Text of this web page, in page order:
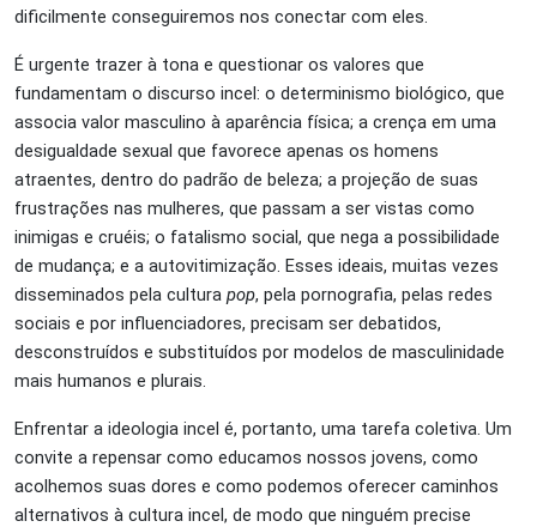
dificilmente conseguiremos nos conectar com eles.
É urgente trazer à tona e questionar os valores que
fundamentam o discurso incel: o determinismo biológico, que
associa valor masculino à aparência física; a crença em uma
desigualdade sexual que favorece apenas os homens
atraentes, dentro do padrão de beleza; a projeção de suas
frustrações nas mulheres, que passam a ser vistas como
inimigas e cruéis; o fatalismo social, que nega a possibilidade
de mudança; e a autovitimização. Esses ideais, muitas vezes
disseminados pela cultura pop, pela pornografia, pelas redes
sociais e por influenciadores, precisam ser debatidos,
desconstruídos e substituídos por modelos de masculinidade
mais humanos e plurais.
Enfrentar a ideologia incel é, portanto, uma tarefa coletiva. Um
convite a repensar como educamos nossos jovens, como
acolhemos suas dores e como podemos oferecer caminhos
alternativos à cultura incel, de modo que ninguém precise